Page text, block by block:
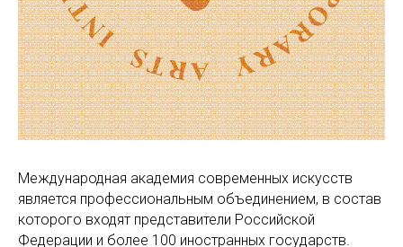
Международная академия современных искусств
является профессиональным объединением, в состав
которого входят представители Российской
Федерации и более 100 иностранных государств.